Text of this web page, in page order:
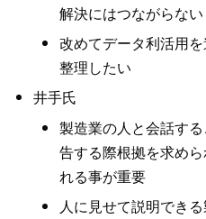
解決にはつながらない
改めてデータ利活用
整理したい
井手氏
製造業の人と会話す
告する際根拠を求め
れる事が重要
人に見せて説明でき